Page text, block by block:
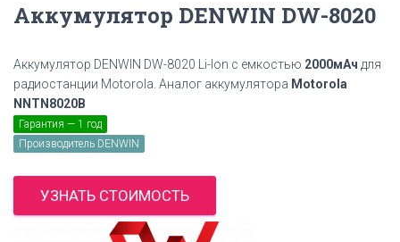
Аккумулятор DENWIN DW-8020
Аккумулятор DENWIN DW-8020 Li-Ion с емкостью 2000мАч для
радиостанции Motorola. Аналог аккумулятора Motorola
NNTN8020B
Гарантия — 1 год
Производитель DENWIN
УЗНАТЬ СТОИМОСТЬ